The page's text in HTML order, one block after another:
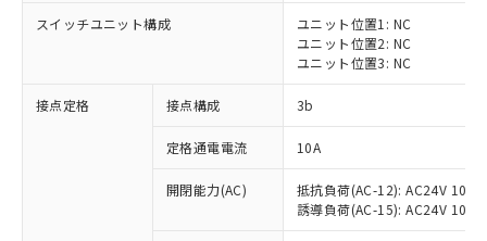
スイッチユニット構成
ユニット位置1: NC
ユニット位置2: NC
ユニット位置3: NC
接点定格 接点構成 3b
定格通電電流 10A
開閉能力(AC)
抵抗負荷(AC-12): AC24V 10A/
誘導負荷(AC-15): AC24V
※1 対応状況
対応済み：EU RoHS指令（10物質）の
非含有に対応した製品が提供可能な商品で
対応予定：EU RoHS指令（10物質）の非含